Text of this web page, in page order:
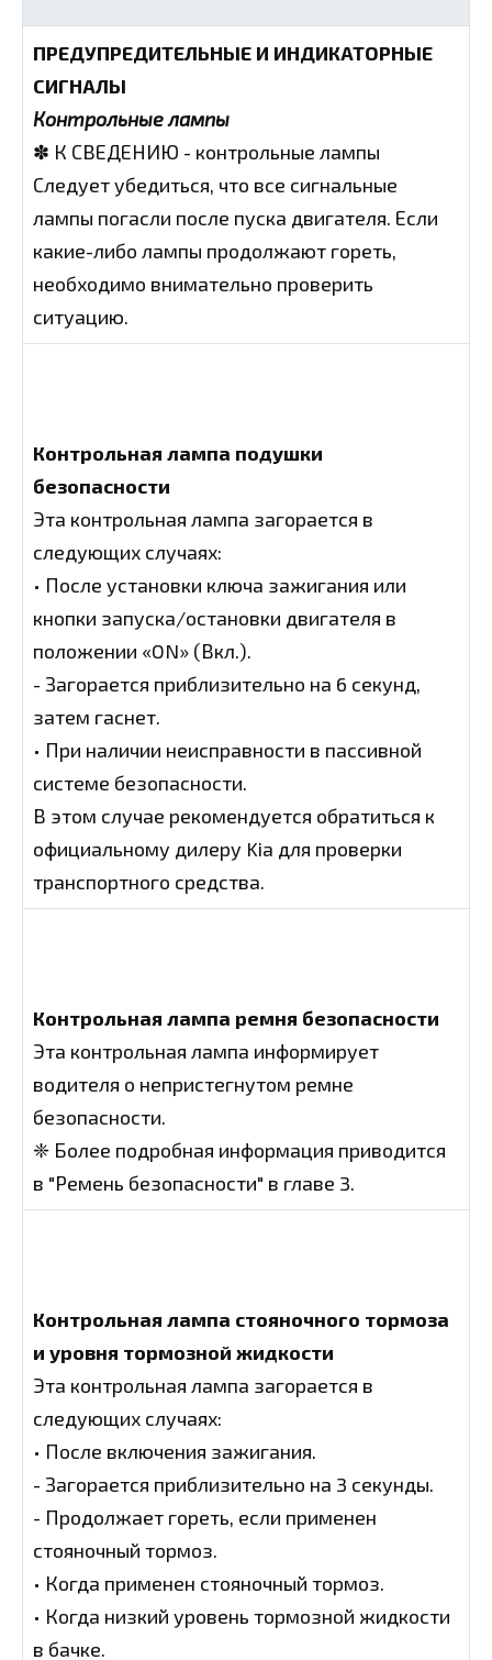
ПРЕДУПРЕДИТЕЛЬНЫЕ И ИНДИКАТОРНЫЕ
СИГНАЛЫ
Контрольные лампы
✽ К СВЕДЕНИЮ - контрольные лампы
Следует убедиться, что все сигнальные
лампы погасли после пуска двигателя. Если
какие-либо лампы продолжают гореть,
необходимо внимательно проверить
ситуацию.
Контрольная лампа подушки
безопасности
Эта контрольная лампа загорается в
следующих случаях:
• После установки ключа зажигания или
кнопки запуска/остановки двигателя в
положении «ON» (Вкл.).
- Загорается приблизительно на 6 секунд,
затем гаснет.
• При наличии неисправности в пассивной
системе безопасности.
В этом случае рекомендуется обратиться к
официальному дилеру Kia для проверки
транспортного средства.
Контрольная лампа ремня безопасности
Эта контрольная лампа информирует
водителя о непристегнутом ремне
безопасности.
❈ Более подробная информация приводится
в "Ремень безопасности" в главе 3.
Контрольная лампа стояночного тормоза
и уровня тормозной жидкости
Эта контрольная лампа загорается в
следующих случаях:
• После включения зажигания.
- Загорается приблизительно на 3 секунды.
- Продолжает гореть, если применен
стояночный тормоз.
• Когда применен стояночный тормоз.
• Когда низкий уровень тормозной жидкости
в бачке.